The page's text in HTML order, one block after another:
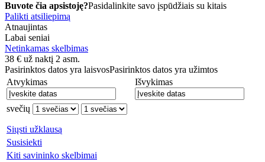
Buvote čia apsistoję?Pasidalinkite savo įspūdžiais su kitais
Palikti atsiliepimą
Atnaujintas
Labai seniai
Netinkamas skelbimas
38 € už naktį 2 asm.
Pasirinktos datos yra laisvosPasirinktos datos yra užimtos
Atvykimas
Išvykimas
svečių
Siųsti užklausą
Susisiekti
Kiti savininko skelbimai